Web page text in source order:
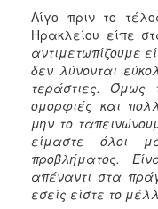
Λίγο πριν το
Ηρακλείου είπε
αντιμετωπίζουμε
δεν λύνονται
τεράστιες. Όμως
ομορφιές και
μην το
είμαστε όλοι
προβλήματος.
απέναντι στα
εσείς είστε το